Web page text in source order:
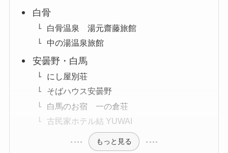
白骨
白骨温泉 湯元齋藤旅館
中の湯温泉旅館
安曇野・白馬
にし屋別荘
そばハウス安曇野
白馬のお宿 一の倉荘
古民家ホテル結 YUWAI
もっと見る